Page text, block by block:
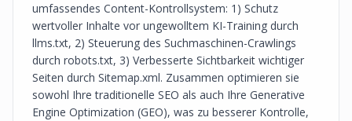
umfassendes Content-Kontrollsystem: 1) Schutz
wertvoller Inhalte vor ungewolltem KI-Training durch
llms.txt, 2) Steuerung des Suchmaschinen-Crawlings
durch robots.txt, 3) Verbesserte Sichtbarkeit wichtiger
Seiten durch Sitemap.xml. Zusammen optimieren sie
sowohl Ihre traditionelle SEO als auch Ihre Generative
Engine Optimization (GEO), was zu besserer Kontrolle,